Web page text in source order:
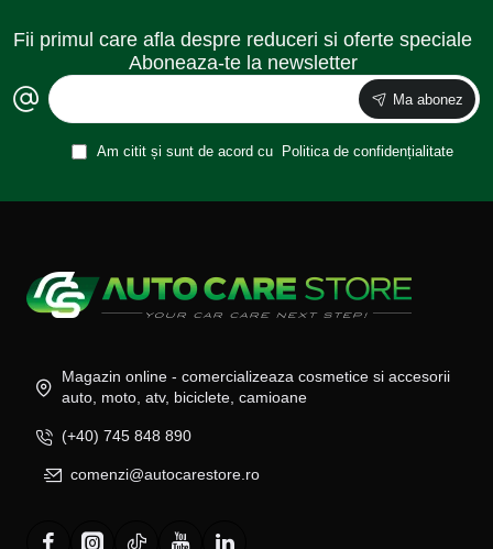
Fii primul care afla despre reduceri si oferte speciale
Aboneaza-te la newsletter
Ma abonez
Am citit și sunt de acord cu Politica de confidențialitate
Magazin online - comercializeaza cosmetice si accesorii
auto, moto, atv, biciclete, camioane
(+40) 745 848 890
comenzi@autocarestore.ro